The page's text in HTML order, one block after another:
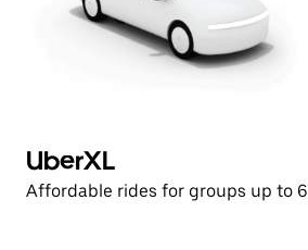
UberXL
Affordable rides for groups up to 6